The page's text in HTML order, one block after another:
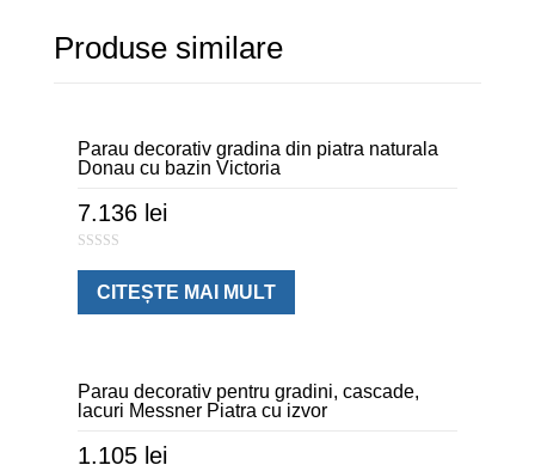
Produse similare
Parau decorativ gradina din piatra naturala
Donau cu bazin Victoria
7.136 lei
o
o
CITEȘTE MAI MULT
Parau decorativ pentru gradini, cascade,
lacuri Messner Piatra cu izvor
1.105 lei